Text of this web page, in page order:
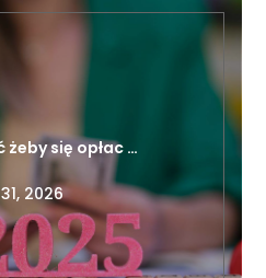
się opłac …
2026